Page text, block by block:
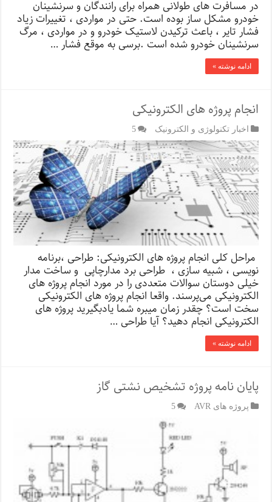
در مسافرت های طولانی همراه برای رانندگان و سرنشینان
خودرو مشکل ساز بوده است. حتی در مواردی ، تغییرات زیاد
فشار تایر ، باعث ترکیدن لاستیک خودرو و در مواردی ، مرگ
سرنشینان خودرو شده است .برسی به موقع فشار …
ادامه نوشته »
انجام پروژه های الکترونیکی
اخبار تکنولوژی و الکترونیک 5
مراحل کلی انجام پروژه های الکترونیکی: طراحی ،برنامه
نویسی ، شبیه سازی ، طراحی برد مدارچاپی و ساخت مدار
خیلی دوستان سوالات متعددی را در مورد انجام پروژه های
الکترونیکی می‌پرسند. واقعا انجام پروژه های الکترونیکی
سخت است؟ چقدر زمان میبره شما یادبگیرید پروژه های
الکترونیکی انجام دهید؟ آیا طراحی …
ادامه نوشته »
پایان نامه پروژه تشخیص نشتی گاز
پروژه های AVR 5